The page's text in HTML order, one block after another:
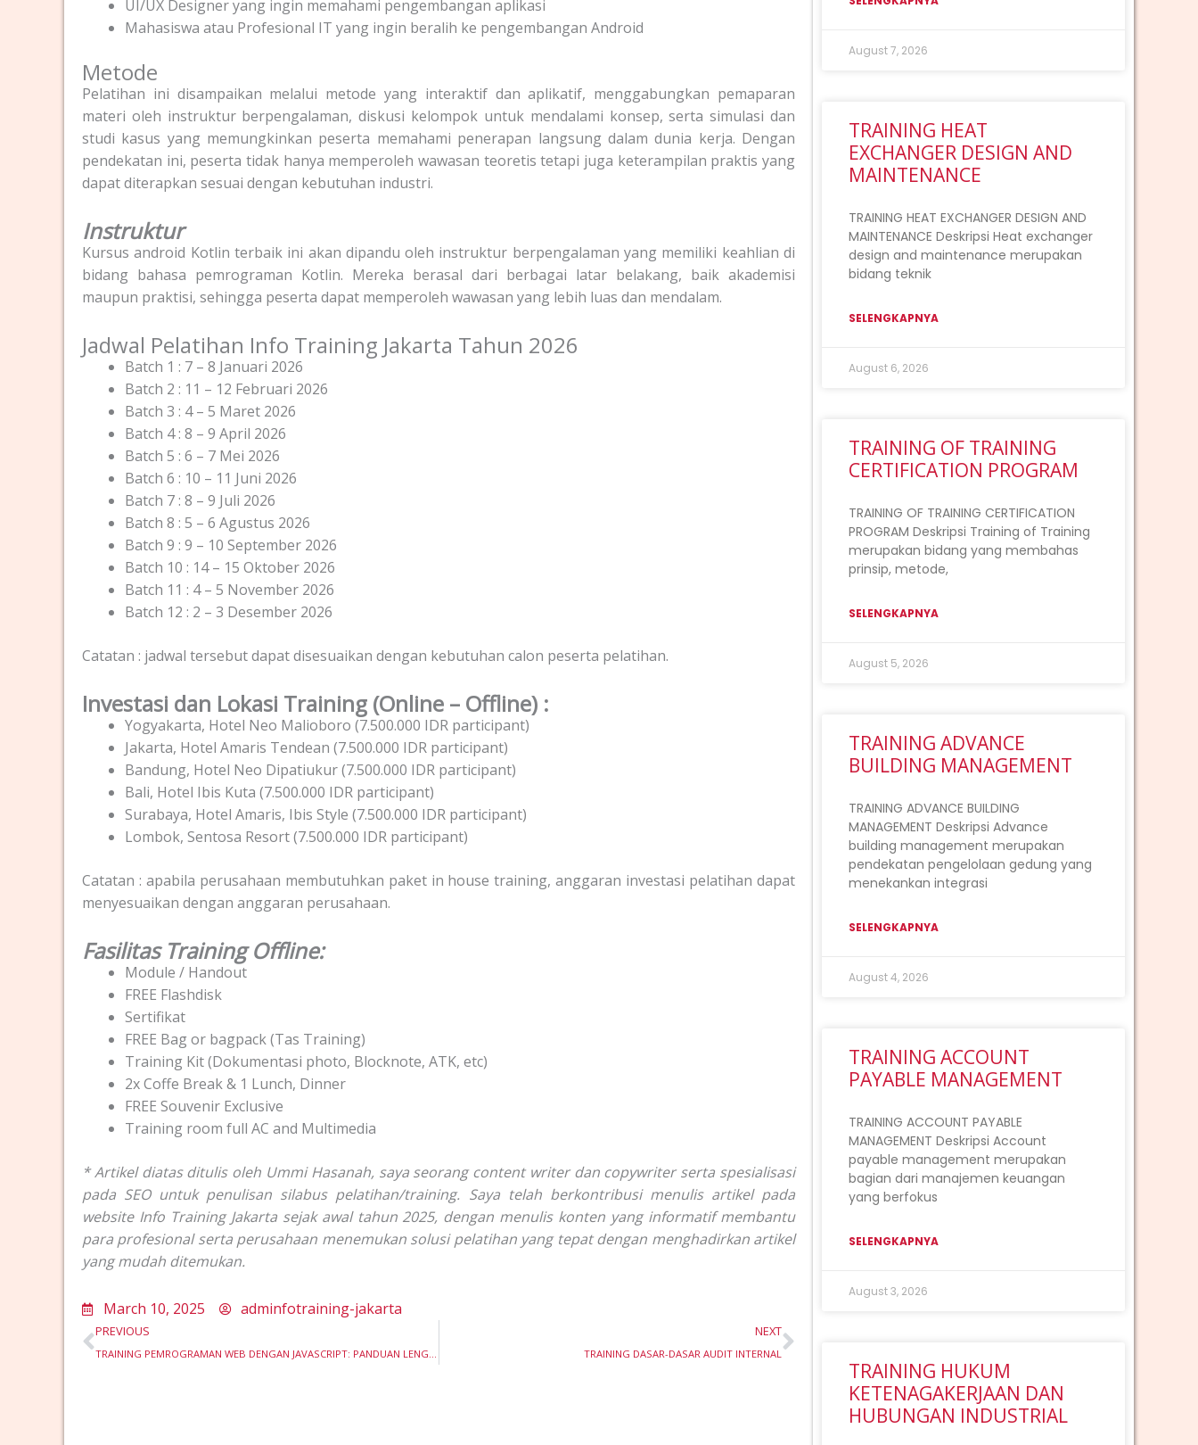
UI/UX Designer yang ingin memahami pengembangan aplikasi
Mahasiswa atau Profesional IT yang ingin beralih ke pengembangan Android
Metode
Pelatihan ini disampaikan melalui metode yang interaktif dan aplikatif, menggabungkan pemaparan
materi oleh instruktur berpengalaman, diskusi kelompok untuk mendalami konsep, serta simulasi dan
studi kasus yang memungkinkan peserta memahami penerapan langsung dalam dunia kerja. Dengan
pendekatan ini, peserta tidak hanya memperoleh wawasan teoretis tetapi juga keterampilan praktis yang
dapat diterapkan sesuai dengan kebutuhan industri.
Instruktur
Kursus android Kotlin terbaik ini akan dipandu oleh instruktur berpengalaman yang memiliki keahlian di
bidang bahasa pemrograman Kotlin. Mereka berasal dari berbagai latar belakang, baik akademisi
maupun praktisi, sehingga peserta dapat memperoleh wawasan yang lebih luas dan mendalam.
Jadwal Pelatihan Info Training Jakarta Tahun 2026
Batch 1 : 7 – 8 Januari 2026
Batch 2 : 11 – 12 Februari 2026
Batch 3 : 4 – 5 Maret 2026
Batch 4 : 8 – 9 April 2026
Batch 5 : 6 – 7 Mei 2026
Batch 6 : 10 – 11 Juni 2026
Batch 7 : 8 – 9 Juli 2026
Batch 8 : 5 – 6 Agustus 2026
Batch 9 : 9 – 10 September 2026
Batch 10 : 14 – 15 Oktober 2026
Batch 11 : 4 – 5 November 2026
Batch 12 : 2 – 3 Desember 2026
Catatan : jadwal tersebut dapat disesuaikan dengan kebutuhan calon peserta pelatihan.
Investasi dan Lokasi Training (Online – Offline) :
Yogyakarta, Hotel Neo Malioboro (7.500.000 IDR participant)
Jakarta, Hotel Amaris Tendean (7.500.000 IDR participant)
Bandung, Hotel Neo Dipatiukur (7.500.000 IDR participant)
Bali, Hotel Ibis Kuta (7.500.000 IDR participant)
Surabaya, Hotel Amaris, Ibis Style (7.500.000 IDR participant)
Lombok, Sentosa Resort (7.500.000 IDR participant)
Catatan : apabila perusahaan membutuhkan paket in house training, anggaran investasi pelatihan dapat
menyesuaikan dengan anggaran perusahaan.
Fasilitas Training Offline:
Module / Handout
FREE Flashdisk
Sertifikat
FREE Bag or bagpack (Tas Training)
Training Kit (Dokumentasi photo, Blocknote, ATK, etc)
2x Coffe Break & 1 Lunch, Dinner
FREE Souvenir Exclusive
Training room full AC and Multimedia
* Artikel diatas ditulis oleh Ummi Hasanah, saya seorang content writer dan copywriter serta spesialisasi
pada SEO untuk penulisan silabus pelatihan/training. Saya telah berkontribusi menulis artikel pada
website Info Training Jakarta sejak awal tahun 2025, dengan menulis konten yang informatif membantu
para profesional serta perusahaan menemukan solusi pelatihan yang tepat dengan menghadirkan artikel
yang mudah ditemukan.
March 10, 2025 adminfotraining-jakarta
Prev
PREVIOUS
TRAINING PEMROGRAMAN WEB DENGAN JAVASCRIPT: PANDUAN LENGKAP
NEXT
TRAINING DASAR-DASAR AUDIT INTERNAL
Next
August 7, 2026
TRAINING HEAT
EXCHANGER DESIGN AND
MAINTENANCE
TRAINING HEAT EXCHANGER DESIGN AND
MAINTENANCE Deskripsi Heat exchanger
design and maintenance merupakan
bidang teknik
SELENGKAPNYA
August 6, 2026
TRAINING OF TRAINING
CERTIFICATION PROGRAM
TRAINING OF TRAINING CERTIFICATION
PROGRAM Deskripsi Training of Training
merupakan bidang yang membahas
prinsip, metode,
SELENGKAPNYA
August 5, 2026
TRAINING ADVANCE
BUILDING MANAGEMENT
TRAINING ADVANCE BUILDING
MANAGEMENT Deskripsi Advance
building management merupakan
pendekatan pengelolaan gedung yang
menekankan integrasi
SELENGKAPNYA
August 4, 2026
TRAINING ACCOUNT
PAYABLE MANAGEMENT
TRAINING ACCOUNT PAYABLE
MANAGEMENT Deskripsi Account
payable management merupakan
bagian dari manajemen keuangan
yang berfokus
SELENGKAPNYA
August 3, 2026
TRAINING HUKUM
KETENAGAKERJAAN DAN
HUBUNGAN INDUSTRIAL